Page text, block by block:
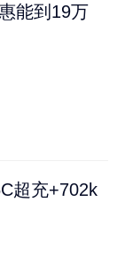
能到19万
超充+702k